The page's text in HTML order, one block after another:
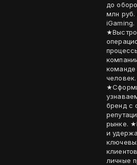
до
млн
iGaming.
команде
человек.
бренд с
рынке.
и
личные